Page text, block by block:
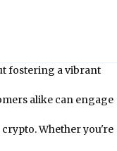
fostering a vibrant
alike can engage
Whether you're